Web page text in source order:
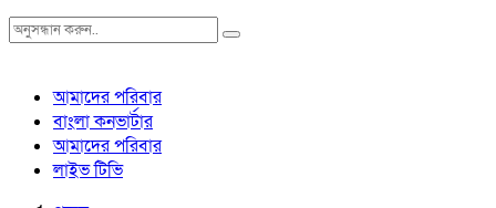
আমাদের পরিবার
বাংলা কনভার্টার
আমাদের পরিবার
লাইভ টিভি